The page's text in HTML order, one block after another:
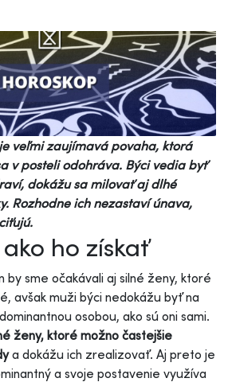
veľmi zaujímavá povaha, ktorá
v posteli odohráva. Býci vedia byť
dokážu sa milovať aj dlhé
Rozhodne ich nezastaví únava,
ho získať
by sme očakávali aj silné ženy, ktoré
avšak muži býci nedokážu byť na
osobou, ako sú oni sami.
ženy, ktoré možno častejšie
a dokážu ich zrealizovať. Aj preto je
a svoje postavenie využíva